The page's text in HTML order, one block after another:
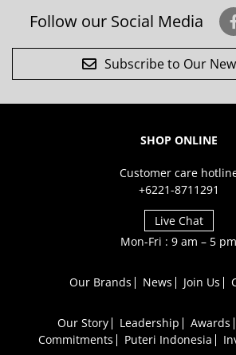
Follow our Social Media
Subscribe to Our
SHOP ONLINE
Customer care
+6221-8711291
Live Chat
Mon-Fri : 9 am – 5 pm
Our Brands News Join Us
Our Story Leadership Awards
Commitments
Puteri Indonesia